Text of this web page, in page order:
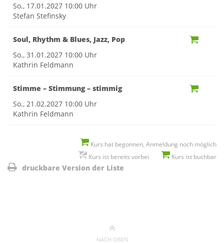
So., 17.01.2027 10:00 Uhr
Stefan Stefinsky
Soul, Rhythm & Blues, Jazz, Pop
So., 31.01.2027 10:00 Uhr
Kathrin Feldmann
Stimme – Stimmung – stimmig
So., 21.02.2027 10:00 Uhr
Kathrin Feldmann
Kurs hat begonnen, Anmeldung noch möglich
Kurs ist bereits vorbei
Kurs ist buchbar
druckbare Version der Liste
NACH OBEN